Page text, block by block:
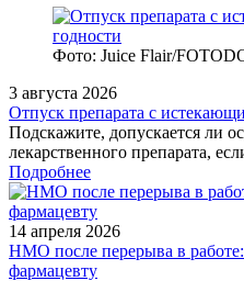
Фото: Juice Flair/
3 августа 2026
Отпуск препарата с
Подскажите, допускается ли
лекарственного препарата,
Подробнее
14 апреля 2026
НМО после перерыва в
фармацевту